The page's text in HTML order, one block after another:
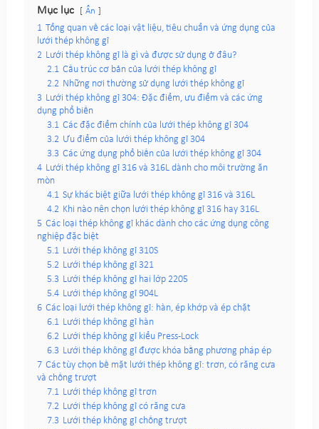
Mục lục Ẩn
1 Tổng quan về các loại vật liệu, tiêu chuẩn và ứng dụng của
lưới thép không gỉ
2 Lưới thép không gỉ là gì và được sử dụng ở đâu?
2.1 Cấu trúc cơ bản của lưới thép không gỉ
2.2 Những nơi thường sử dụng lưới thép không gỉ
3 Lưới thép không gỉ 304: Đặc điểm, ưu điểm và các ứng
dụng phổ biến
3.1 Các đặc điểm chính của lưới thép không gỉ 304
3.2 Ưu điểm của lưới thép không gỉ 304
3.3 Các ứng dụng phổ biến của lưới thép không gỉ 304
4 Lưới thép không gỉ 316 và 316L dành cho môi trường ăn
mòn
4.1 Sự khác biệt giữa lưới thép không gỉ 316 và 316L
4.2 Khi nào nên chọn lưới thép không gỉ 316 hay 316L
5 Các loại thép không gỉ khác dành cho các ứng dụng công
nghiệp đặc biệt
5.1 Lưới thép không gỉ 310S
5.2 Lưới thép không gỉ 321
5.3 Lưới thép không gỉ hai lớp 2205
5.4 Lưới thép không gỉ 904L
6 Các loại lưới thép không gỉ: hàn, ép khớp và ép chặt
6.1 Lưới thép không gỉ hàn
6.2 Lưới thép không gỉ kiểu Press-Lock
6.3 Lưới thép không gỉ được khóa bằng phương pháp ép
7 Các tùy chọn bề mặt lưới thép không gỉ: trơn, có răng cưa
và chống trượt
7.1 Lưới thép không gỉ trơn
7.2 Lưới thép không gỉ có răng cưa
7.3 Lưới thép không gỉ chống trượt